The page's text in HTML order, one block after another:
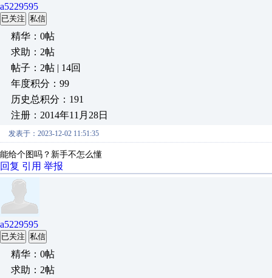
a5229595
已关注 私信
精华：0帖
求助：2帖
帖子：2帖 | 14回
年度积分：99
历史总积分：191
注册：2014年11月28日
发表于：2023-12-02 11:51:35
能给个图吗？新手不怎么懂
回复 引用 举报
a5229595
已关注 私信
精华：0帖
求助：2帖